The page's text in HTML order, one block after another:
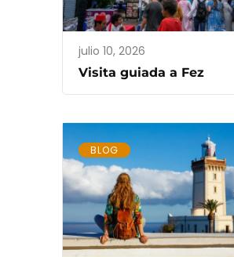
julio 10, 2026
Visita guiada a Fez
BLOG